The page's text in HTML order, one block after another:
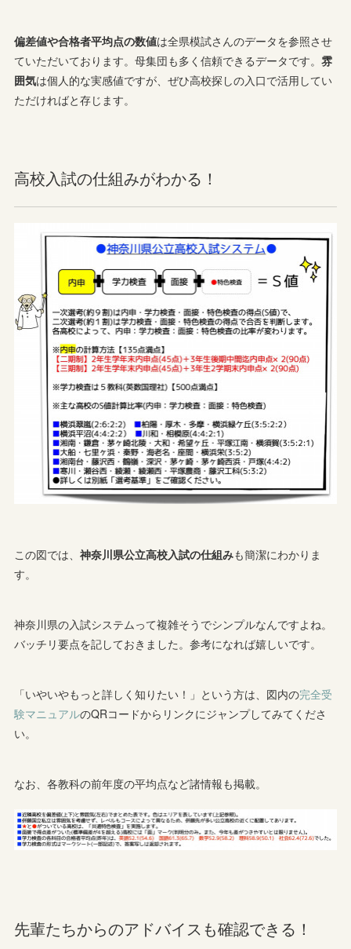
偏差値や合格者平均点の数値は全県模試さんのデータを参照させ
ていただいております。母集団も多く信頼できるデータです。雰
囲気は個人的な実感値ですが、ぜひ高校探しの入口で活用してい
ただければと存じます。
高校入試の仕組みがわかる！
この図では、神奈川県公立高校入試の仕組みも簡潔にわかりま
す。
神奈川県の入試システムって複雑そうでシンプルなんですよね。
バッチリ要点を記しておきました。参考になれば嬉しいです。
「いやいやもっと詳しく知りたい！」という方は、図内の完全受
験マニュアルのQRコードからリンクにジャンプしてみてくださ
い。
なお、各教科の前年度の平均点など諸情報も掲載。
先輩たちからのアドバイスも確認できる！